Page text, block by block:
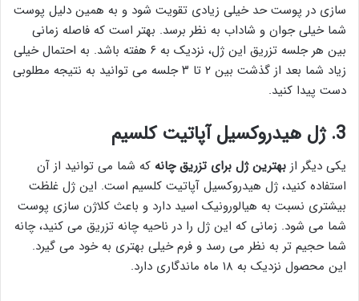
سازی در پوست حد خیلی زیادی تقویت شود و به همین دلیل پوست
شما خیلی جوان و شاداب به نظر برسد. بهتر است که فاصله زمانی
بین هر جلسه تزریق این ژل، نزدیک به ۶ هفته باشد. به احتمال خیلی
زیاد شما بعد از گذشت بین ۲ تا ۳ جلسه می توانید به نتیجه مطلوبی
دست پیدا کنید.
3. ژل هیدروکسیل آپاتیت کلسیم
یکی دیگر از بهترین ژل برای تزریق چانه که شما می توانید از آن
استفاده کنید، ژل هیدروکسیل آپاتیت کلسیم است. این ژل غلظت
بیشتری نسبت به هیالورونیک اسید دارد و باعث کلاژن سازی پوست
شما می شود. زمانی که این ژل را در ناحیه چانه تزریق می کنید، چانه
شما حجیم تر به نظر می رسد و فرم خیلی بهتری به خود می گیرد.
این محصول نزدیک به ۱۸ ماه ماندگاری دارد.